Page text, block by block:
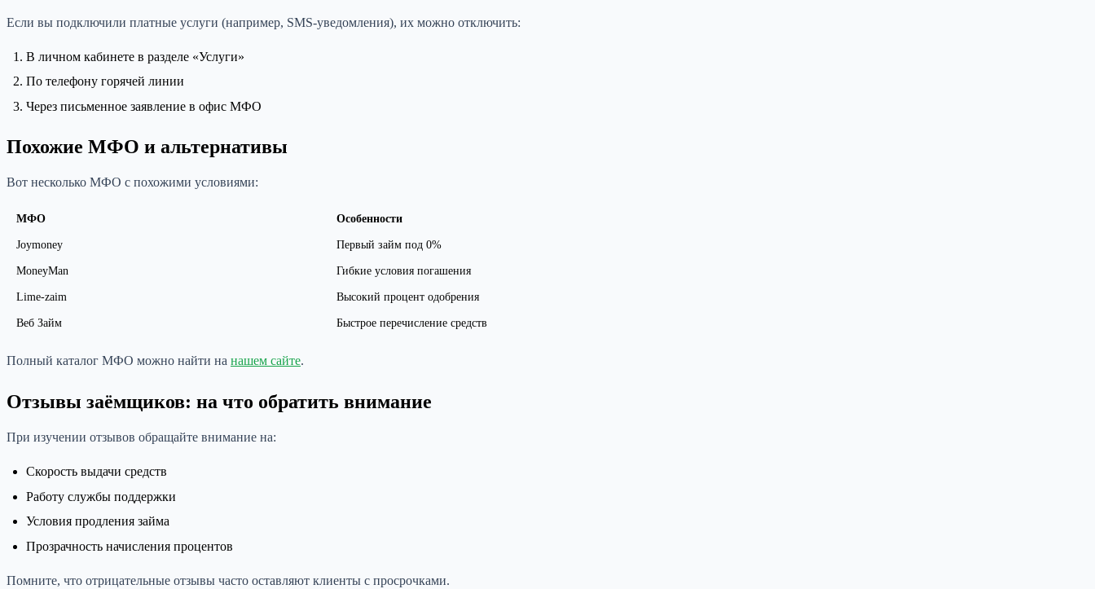
Если вы подключили платные услуги (например, SMS-уведомления), их можно отключить:
В личном кабинете в разделе «Услуги»
По телефону горячей линии
Через письменное заявление в офис МФО
Похожие МФО и альтернативы
Вот несколько МФО с похожими условиями:
МФО Особенности
Joymoney Первый займ под 0%
MoneyMan Гибкие условия погашения
Lime-zaim Высокий процент одобрения
Веб Займ Быстрое перечисление средств
Полный каталог МФО можно найти на нашем сайте.
Отзывы заёмщиков: на что обратить внимание
При изучении отзывов обращайте внимание на:
Скорость выдачи средств
Работу службы поддержки
Условия продления займа
Прозрачность начисления процентов
Помните, что отрицательные отзывы часто оставляют клиенты с просрочками.